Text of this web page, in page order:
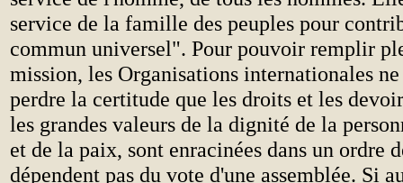
service de la famille des peuples pour
commun universel". Pour pouvoir remplir
mission, les Organisations internationales
perdre la certitude que les droits et les
les grandes valeurs de la dignité de la
et de la paix, sont enracinées dans un ordre
dépendent pas du vote d'une assemblée. Si